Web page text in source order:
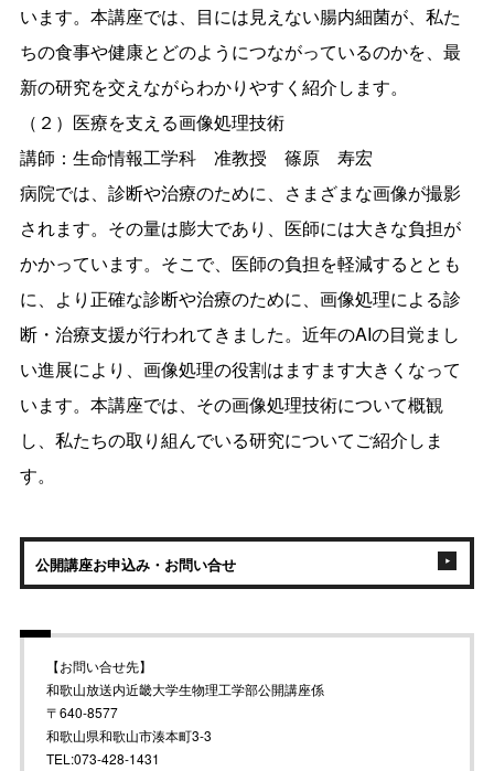
います。本講座では、目には見えない腸内細菌が、私た
ちの食事や健康とどのようにつながっているのかを、最
新の研究を交えながらわかりやすく紹介します。
（２）医療を支える画像処理技術
講師：生命情報工学科 准教授 篠原 寿宏
病院では、診断や治療のために、さまざまな画像が撮影
されます。その量は膨大であり、医師には大きな負担が
かかっています。そこで、医師の負担を軽減するととも
に、より正確な診断や治療のために、画像処理による診
断・治療支援が行われてきました。近年のAIの目覚まし
い進展により、画像処理の役割はますます大きくなって
います。本講座では、その画像処理技術について概観
し、私たちの取り組んでいる研究についてご紹介しま
す。
公開講座お申込み・お問い合せ
【お問い合せ先】
和歌山放送内近畿大学生物理工学部公開講座係
〒640-8577
和歌山県和歌山市湊本町3-3
TEL:073-428-1431